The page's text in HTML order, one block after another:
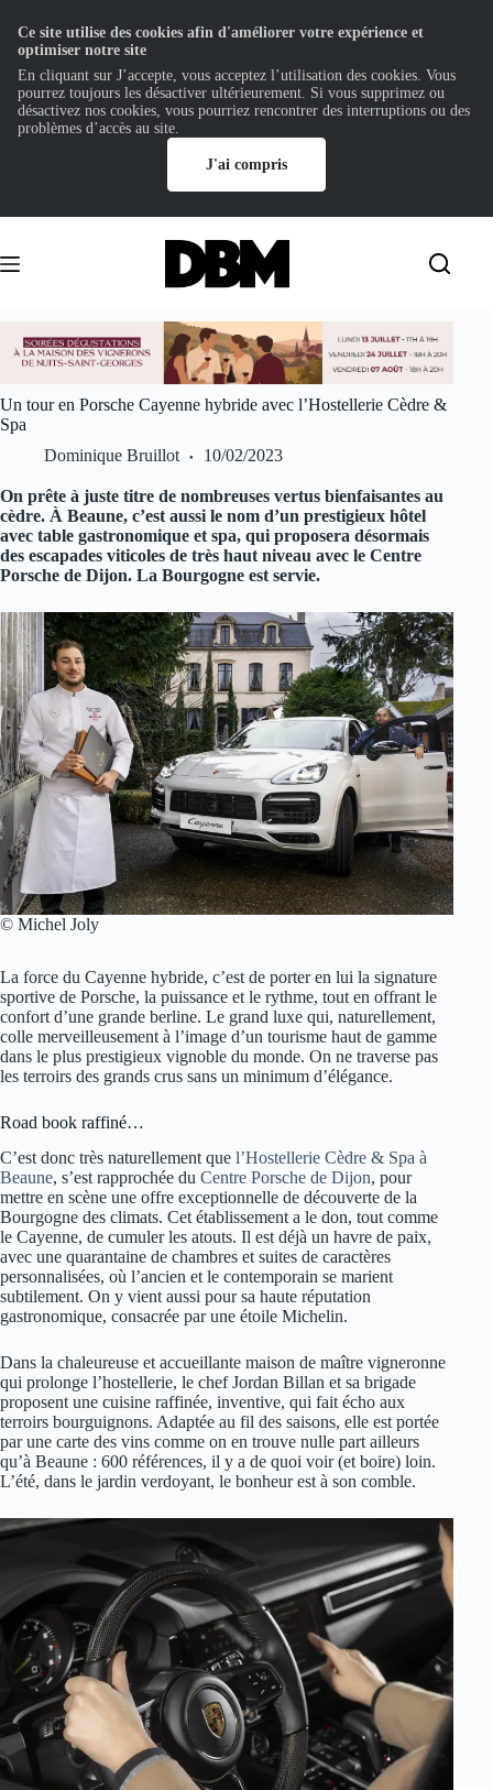
contenu
Un tour en Porsche Cayenne hybride avec l’Hostellerie Cèdre &
Spa
Dominique Bruillot
10/02/2023
On prête à juste titre de nombreuses vertus bienfaisantes au
cèdre. À Beaune, c’est aussi le nom d’un prestigieux hôtel
avec table gastronomique et spa, qui proposera désormais
des escapades viticoles de très haut niveau avec le Centre
Porsche de Dijon. La Bourgogne est servie.
© Michel Joly
La force du Cayenne hybride, c’est de porter en lui la signature
sportive de Porsche, la puissance et le rythme, tout en offrant le
confort d’une grande berline. Le grand luxe qui, naturellement,
colle merveilleusement à l’image d’un tourisme haut de gamme
dans le plus prestigieux vignoble du monde. On ne traverse pas
les terroirs des grands crus sans un minimum d’élégance.
Road book raffiné…
C’est donc très naturellement que l’Hostellerie Cèdre & Spa à
Beaune, s’est rapprochée du Centre Porsche de Dijon, pour
mettre en scène une offre exceptionnelle de découverte de la
Bourgogne des climats. Cet établissement a le don, tout comme
le Cayenne, de cumuler les atouts. Il est déjà un havre de paix,
avec une quarantaine de chambres et suites de caractères
personnalisées, où l’ancien et le contemporain se marient
subtilement. On y vient aussi pour sa haute réputation
gastronomique, consacrée par une étoile Michelin.
Dans la chaleureuse et accueillante maison de maître vigneronne
qui prolonge l’hostellerie, le chef Jordan Billan et sa brigade
proposent une cuisine raffinée, inventive, qui fait écho aux
terroirs bourguignons. Adaptée au fil des saisons, elle est portée
par une carte des vins comme on en trouve nulle part ailleurs
qu’à Beaune : 600 références, il y a de quoi voir (et boire) loin.
L’été, dans le jardin verdoyant, le bonheur est à son comble.
Ce site utilise des cookies afin d'améliorer votre expérience et
optimiser notre site
En cliquant sur J’accepte, vous acceptez l’utilisation des cookies. Vous
pourrez toujours les désactiver ultérieurement. Si vous supprimez ou
désactivez nos cookies, vous pourriez rencontrer des interruptions ou des
problèmes d’accès au site.
J'ai compris